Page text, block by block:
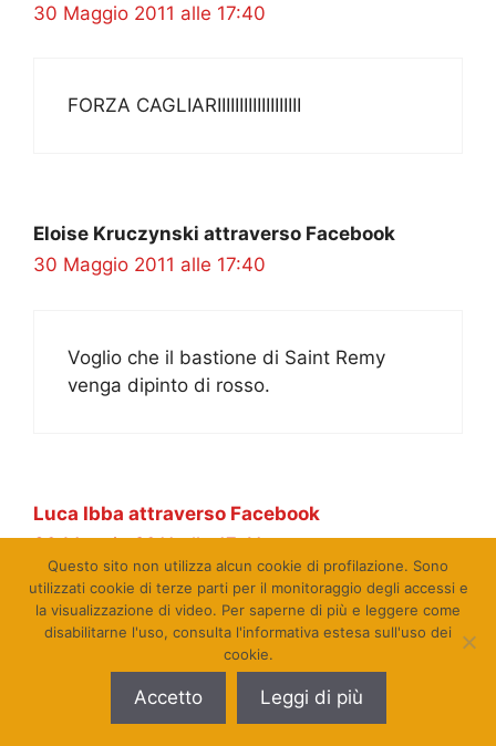
30 Maggio 2011 alle 17:40
FORZA CAGLIARIIIIIIIIIIIIIIIIIII
Eloise Kruczynski attraverso Facebook
30 Maggio 2011 alle 17:40
Voglio che il bastione di Saint Remy
venga dipinto di rosso.
Luca Ibba attraverso Facebook
30 Maggio 2011 alle 17:41
Cagliari Ale’ cagliari Ale’ Cgliari Ale’
Questo sito non utilizza alcun cookie di profilazione. Sono
utilizzati cookie di terze parti per il monitoraggio degli accessi e
la visualizzazione di video. Per saperne di più e leggere come
disabilitarne l'uso, consulta l'informativa estesa sull'uso dei
cookie.
Accetto Leggi di più